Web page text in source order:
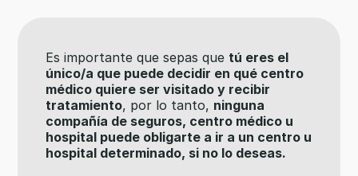
Es importante que sepas que tú eres el
único/a que puede decidir en qué centro
médico quiere ser visitado y recibir
tratamiento, por lo tanto, ninguna
compañía de seguros, centro médico u
hospital puede obligarte a ir a un centro u
hospital determinado, si no lo deseas.